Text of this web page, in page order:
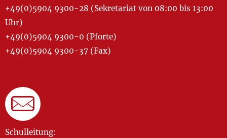
+49(0)5904 9300-28 (Sekretariat von 08:00 bis 13:00
Uhr)
+49(0)5904 9300-0 (Pforte)
+49(0)5904 9300-37 (Fax)
Schulleitung: